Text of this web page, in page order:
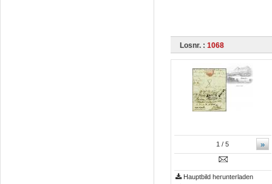
Losnr. : 1068
»
1 / 5
Hauptbild herunterladen